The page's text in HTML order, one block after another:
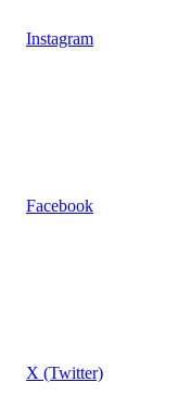
Instagram
Facebook
X (Twitter)